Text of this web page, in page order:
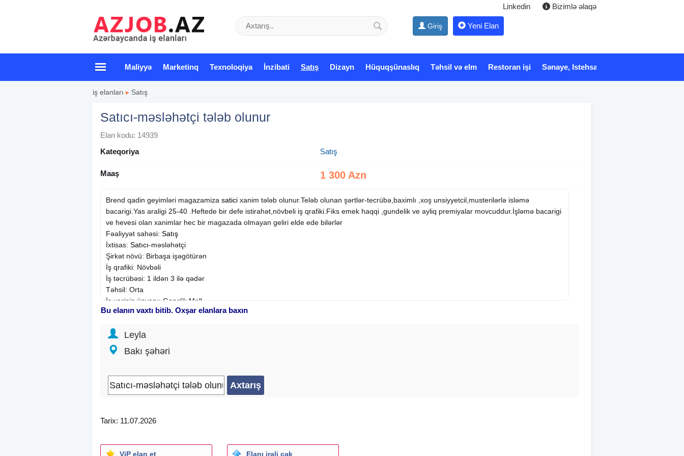
Linkedin Bizimlə əlaqə
Giriş Yeni Elan
Maliyyə Marketinq Texnoloqiya İnzibati Satış Dizayn Hüquqşünaslıq Təhsil və elm Restoran işi Sənaye, Istehsalat
iş elanları ▸ Satış
Satıcı-məsləhətçi tələb olunur
Elan kodu: 14939
Kateqoriya
Satış
Maaş 1 300 Azn
Brend qadin geyimləri magazamiza satici xanim tələb olunur.Teləb olunan şərtlər-tecrübə,baximlı ,xoş unsiyyetcil,musterilərlə isləmə
bacarigi.Yas araligi 25-40 .Heftede bir defe istirahət,növbeli iş qrafiki.Fiks emek haqqi ,gundelik ve ayliq premiyalar movcuddur.İşləmə bacarigi
ve hevesi olan xanimlar hec bir magazada olmayan geliri elde ede bilərlər
Fəaliyyət sahəsi: Satış
İxtisas: Satıcı-məsləhətçi
Şirkət növü: Birbaşa işəgötürən
İş qrafiki: Növbəli
İş təcrübəsi: 1 ildən 3 ilə qədər
Təhsil: Orta
İş yerinin ünvanı: Gənclik Mall
Bu elanın vaxtı bitib. Oxşar elanlara baxın
Leyla
Bakı şəhəri
Tarix: 11.07.2026
ViP elan et Elanı irəli çək